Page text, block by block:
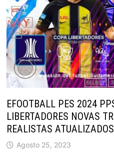
EFOOTBALL PES 2024
LIBERTADORES NOVAS
REALISTAS ATUALIZADOS
Agosto 25, 2023